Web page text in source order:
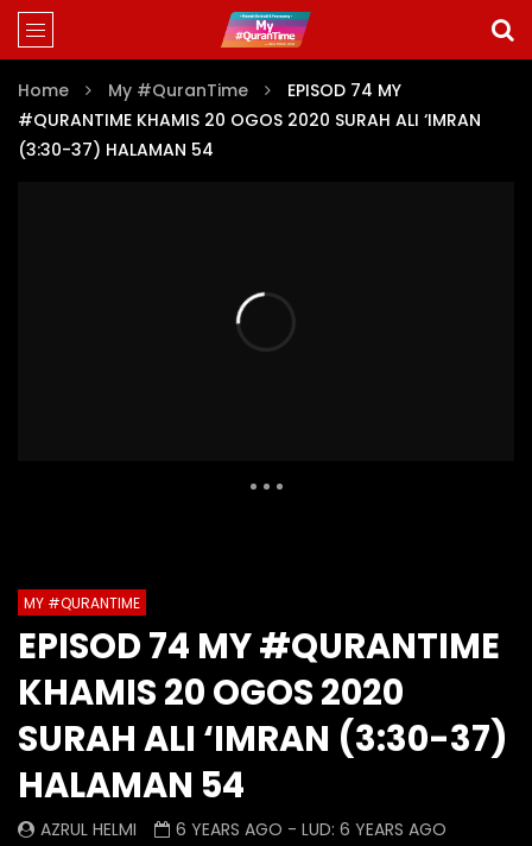
Home My #QuranTime
EPISOD 74 MY
#QURANTIME KHAMIS 20 OGOS 2020 SURAH ALI ‘IMRAN
(3:30-37) HALAMAN 54
0 Comments
Episod 1335 My #QuranTime
2.0
AZRUL HELMI
6 HOURS AGO - LUD:
4 DAYS AGO
0
0 0
Episod 1334 My
2.0
AZRUL HELMI
1 DAY AGO - LUD:
8
9
15
16 17 18 19
20
21
22 23 24 25
27
28
MY #QURANTIME
EPISOD 74 MY #QURANTIME
KHAMIS 20 OGOS 2020
SURAH ALI ‘IMRAN (3:30-37)
HALAMAN 54
AZRUL HELMI 6 YEARS AGO - LUD: 6 YEARS AGO